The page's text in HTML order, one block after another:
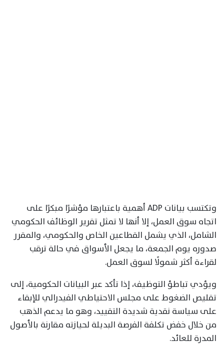
وتكتسب بيانات ADP أهمية باعتبارها مؤشرًا مبكرًا على
اتجاه سوق العمل، إلا أنها لا تمثل تقرير الوظائف الحكومي
الشامل، الذي يشمل القطاعين الخاص والحكومي، والمقرر
صدوره يوم الجمعة، ما يجعل الأسواق في حالة ترقب
لقراءة أكثر شمولًا لسوق العمل.
ويؤدي تباطؤ التوظيف، إذا تأكد عبر البيانات الحكومية، إلى
تقليص الضغوط على مجلس الاحتياطي الفيدرالي للإبقاء
على سياسة نقدية شديدة التقييد، وهو ما يدعم الذهب
من خلال خفض تكلفة الفرصة البديلة لحيازته مقارنة بالأصول
المدرة للعائد.